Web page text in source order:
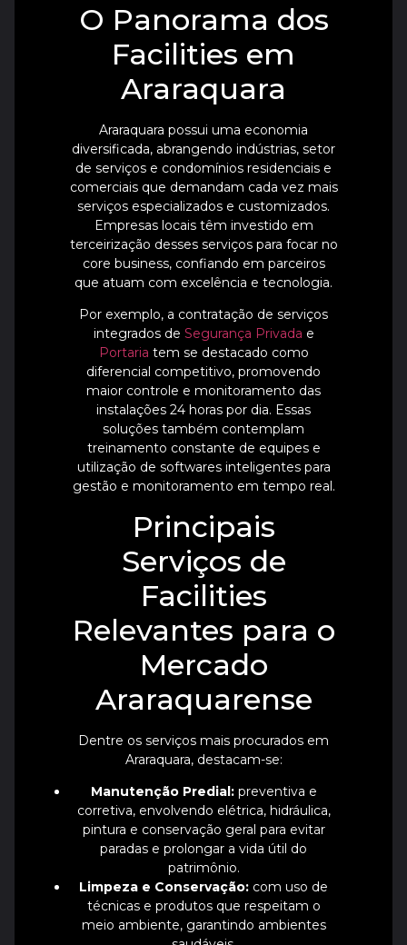
O Panorama dos
Facilities em
Araraquara
Araraquara possui uma economia
diversificada, abrangendo indústrias, setor
de serviços e condomínios residenciais e
comerciais que demandam cada vez mais
serviços especializados e customizados.
Empresas locais têm investido em
terceirização desses serviços para focar no
core business, confiando em parceiros
que atuam com excelência e tecnologia.
Por exemplo, a contratação de serviços
integrados de Segurança Privada e
Portaria tem se destacado como
diferencial competitivo, promovendo
maior controle e monitoramento das
instalações 24 horas por dia. Essas
soluções também contemplam
treinamento constante de equipes e
utilização de softwares inteligentes para
gestão e monitoramento em tempo real.
Principais
Serviços de
Facilities
Relevantes para o
Mercado
Araraquarense
Dentre os serviços mais procurados em
Araraquara, destacam-se:
Manutenção Predial:preventiva e
corretiva, envolvendo elétrica, hidráulica,
pintura e conservação geral para evitar
paradas e prolongar a vida útil do
patrimônio.
Limpeza e Conservação: com uso de
técnicas e produtos que respeitam o
meio ambiente, garantindo ambientes